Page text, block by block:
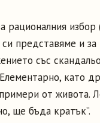
избор
представяме и
със
като
от живота.
ще бъда кратък”.